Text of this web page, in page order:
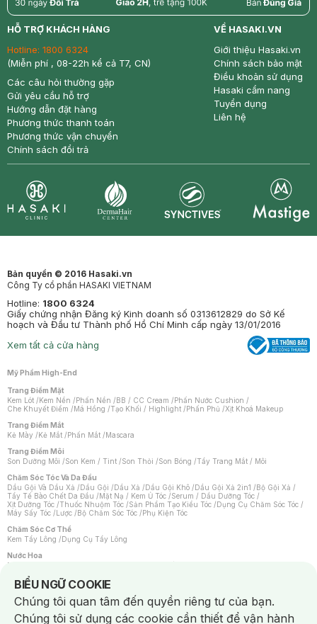
return nowfree price
HỖ TRỢ KHÁCH HÀNG
Hotline: 1800 6324
(Miễn phí , 08-22h kể cả T7, CN)
Các câu hỏi thường gặp
Gửi yêu cầu hỗ trợ
Hướng dẫn đặt hàng
Phương thức thanh toán
Phương thức vận chuyển
Chính sách đổi trả
VỀ HASAKI.VN
Giới thiệu Hasaki.vn
Chính sách bảo mật
Điều khoản sử dụng
Hasaki cẩm nang
Tuyển dụng
Liên hệ
Bản quyền © 2016 Hasaki.vn
Công Ty cổ phần HASAKI VIETNAM
Hotline: 1800 6324
Giấy chứng nhận Đăng ký Kinh doanh số 0313612829 do Sở Kế
hoạch và Đầu tư Thành phố Hồ Chí Minh cấp ngày 13/01/2016
Xem tất cả cửa hàng
Mỹ Phẩm High-End
Trang Điểm Mặt
Kem Lót /Kem Nền /Phấn Nền /BB / CC Cream /Phấn Nước Cushion /
Che Khuyết Điểm /Má Hồng /Tạo Khối / Highlight /Phấn Phủ /Xịt Khoá Makeup
Trang Điểm Mắt
Kẻ Mày /Kẻ Mắt /Phấn Mắt /Mascara
Trang Điểm Môi
Son Dưỡng Môi /Son Kem / Tint /Son Thỏi /Son Bóng /Tẩy Trang Mắt / Môi
Chăm Sóc Tóc Và Da Đầu
Dầu Gội Và Dầu Xả /Dầu Gội /Dầu Xả /Dầu Gội Khô /Dầu Gội Xả 2in1 /Bộ Gội Xả /
Tẩy Tế Bào Chết Da Đầu /Mặt Nạ / Kem Ủ Tóc /Serum / Dầu Dưỡng Tóc /
Xịt Dưỡng Tóc /Thuốc Nhuộm Tóc /Sản Phẩm Tạo Kiểu Tóc /Dụng Cụ Chăm Sóc Tóc /
Máy Sấy Tóc /Lược /Bộ Chăm Sóc Tóc /Phụ Kiện Tóc
Chăm Sóc Cơ Thể
Kem Tẩy Lông /Dụng Cụ Tẩy Lông
Nước Hoa
Nước Hoa Nữ
Chăm Sóc Cá Nhân
Chống Muỗi /Khẩu Trang /Máy Massage/Mặt Nạ Xông Hơi /Nước Rửa Tay/
Sản Phẩm Chăm Sóc Khác /Bàn Chải Đánh Răng /Bàn Chải Điện/
Hỗ Trợ Trắng Răng/Kem Đánh Răng /Máy Tăm Nước/ Nước Súc Miệng/
BIỂU NGỮ COOKIE
Notice about cookies usage
Chúng tôi quan tâm đến quyền riêng tư của bạn.
Chúng tôi sử dụng các cookie cần thiết để vận hành